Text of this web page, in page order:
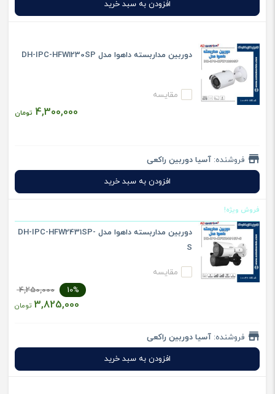
افزودن به سبد خرید
دوربین مداربسته داهوا مدل DH-IPC-HFW1230SP
مقایسه
4,300,000 تومان
فروشنده: آسیا دوربین راکعی
افزودن به سبد خرید
فروش ویژه!
دوربین مداربسته داهوا مدل DH-IPC-HFW2431SP-
S
مقایسه
10%
4,250,000
3,825,000 تومان
فروشنده: آسیا دوربین راکعی
افزودن به سبد خرید